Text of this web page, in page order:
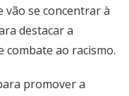
se concentrar à
destacar a
combate ao racismo.
promover a